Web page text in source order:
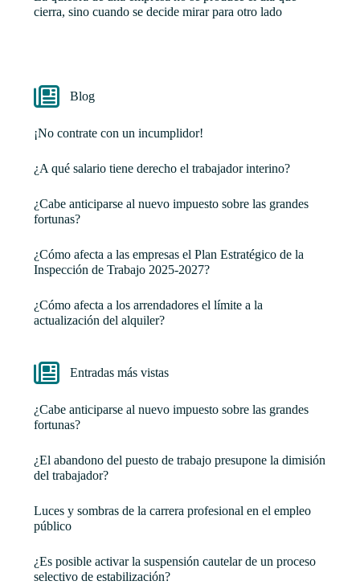
cierra, sino cuando se decide mirar para otro lado
Blog
¡No contrate con un incumplidor!
¿A qué salario tiene derecho el trabajador interino?
¿Cabe anticiparse al nuevo impuesto sobre las grandes
fortunas?
¿Cómo afecta a las empresas el Plan Estratégico de la
Inspección de Trabajo 2025-2027?
¿Cómo afecta a los arrendadores el límite a la
actualización del alquiler?
Entradas más vistas
¿Cabe anticiparse al nuevo impuesto sobre las grandes
fortunas?
¿El abandono del puesto de trabajo presupone la dimisión
del trabajador?
Luces y sombras de la carrera profesional en el empleo
público
¿Es posible activar la suspensión cautelar de un proceso
selectivo de estabilización?